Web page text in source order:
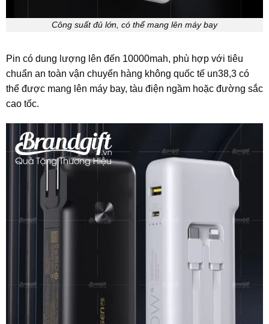
Công suất đủ lớn, có thể mang lên máy bay
Pin có dung lượng lên đến 10000mah, phù hợp với tiêu
chuẩn an toàn vận chuyển hàng không quốc tế un38,3 có
thể được mang lên máy bay, tàu điện ngầm hoặc đường sắc
cao tốc.